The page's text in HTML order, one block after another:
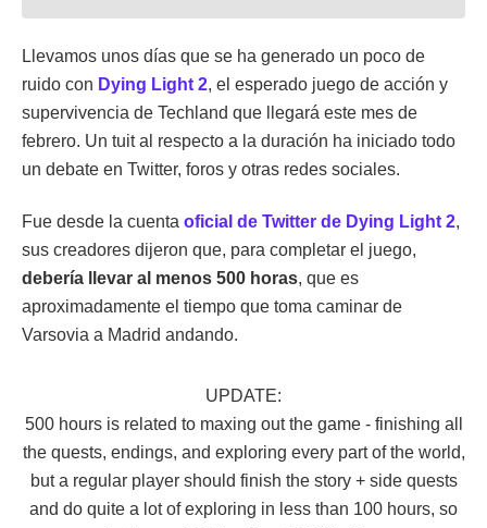
Llevamos unos días que se ha generado un poco de
ruido con Dying Light 2, el esperado juego de acción y
supervivencia de Techland que llegará este mes de
febrero. Un tuit al respecto a la duración ha iniciado todo
un debate en Twitter, foros y otras redes sociales.
Fue desde la cuenta oficial de Twitter de Dying Light 2,
sus creadores dijeron que, para completar el juego,
debería llevar al menos 500 horas, que es
aproximadamente el tiempo que toma caminar de
Varsovia a Madrid andando.
UPDATE:
500 hours is related to maxing out the game - finishing all
the quests, endings, and exploring every part of the world,
but a regular player should finish the story + side quests
and do quite a lot of exploring in less than 100 hours, so